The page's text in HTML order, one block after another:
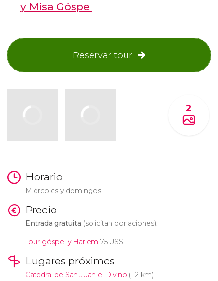
y Misa Góspel
Reservar tour
2
Horario
Miércoles y domingos.
Precio
Entrada gratuita (solicitan donaciones).
Tour góspel y Harlem 75 US$
Lugares próximos
Catedral de San Juan el Divino (1.2 km)